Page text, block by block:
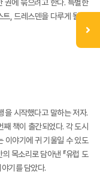
권에 묶으려고 한다. 특별한
, 드레스덴을 다루게 될 것
을 시작했다고 말하는 저자.
째 책이 출간되었다. 각 도시
이야기에 귀 기울일 수 있도
목소리로 담아낸 『유럽 도
기를 담았다.